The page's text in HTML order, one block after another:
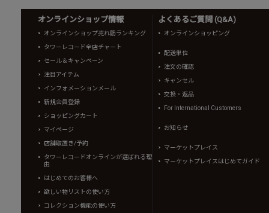
オンラインショップ情報
オンラインショップ売れ筋ランキング
タワーレコード全店チャート
セール＆キャンペーン
注目アイテム
インフォメーションメール
新規会員登録
ショッピングカート
マイページ
店舗取置き/予約
タワーレコードオンラインが選ばれる理
由
はじめてのお客様へ
欲しい物リストの使い方
コレクション機能の使い方
よくあるご質問 (Q&A)
オンラインショッピング
配送単位
注文の確認
キャンセル
交換・返品
For International Customers
お知らせ
マーケットプレイス
マーケットプレイスはじめてガイド